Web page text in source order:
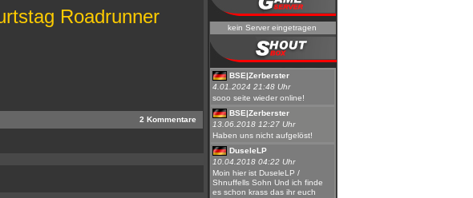
Roadrunner
2 Kommentare
kein Server eingetragen
BSE|Zerberster
4.01.2024 21:48 Uhr
sooo seite wieder online!
BSE|Zerberster
13.06.2018 12:27 Uhr
Haben uns nicht aufgelöst!
DuseleLP
10.04.2018 04:22 Uhr
Moin hier ist DuseleLP /
Shnuffells Sohn Und ich finde
es schon krass das ihr euch